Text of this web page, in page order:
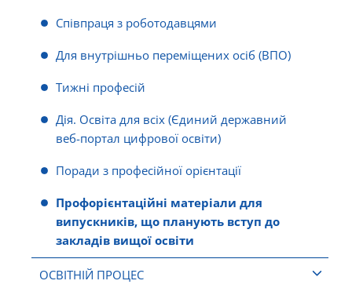
Співпраця з роботодавцями
Для внутрішньо переміщених осіб (ВПО)
Тижні професій
Дія. Освіта для всіх (Єдиний державний
веб-портал цифрової освіти)
Поради з професійної орієнтації
Профорієнтаційні матеріали для
випускників, що планують вступ до
закладів вищої освіти
ОСВІТНІЙ ПРОЦЕС